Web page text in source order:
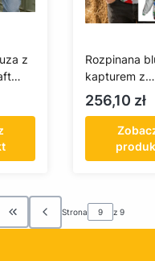
z
Rozpinana
kapturem z
napisem
ludowymi
skrzypcami
Cena
256,10 zł
Wróć do pierwszej strony
Strona z 9